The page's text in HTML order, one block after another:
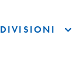
DIVISIONI